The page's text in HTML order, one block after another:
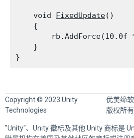
    void
FixedUpdate()
    {
rb.AddForce(10.0f
    }
Copyright © 2023 Unity
Technologies
优美缔
版权所有
"Unity"、Unity 徽标及其他 Unity 商标是